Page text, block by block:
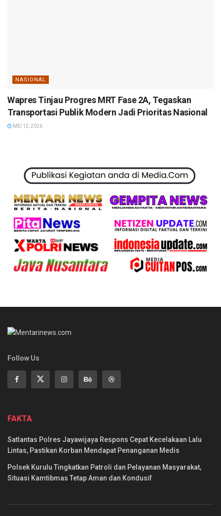
NASIONAL
Wapres Tinjau Progres MRT Fase 2A, Tegaskan
Transportasi Publik Modern Jadi Prioritas Nasional
MEI 12, 2026
Follow Us
FAKTA
Satlantas Polres Jayawijaya Respons Cepat Kecelakaan Lalu
Lintas, Pastikan Korban Mendapat Penanganan Medis
Polsek Kurulu Tingkatkan Patroli dan Pelayanan Masyarakat,
Situasi Kamtibmas Tetap Aman dan Kondusif